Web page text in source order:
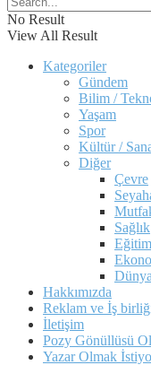
No Result
View All Result
Kategoriler
Gündem
Bilim /
Yaşam
Spor
Kültür /
Diğer
Çevre
Sağlık
Eğitim
Dünya
Hakkımızda
Reklam ve İş
İletişim
Pozy Gönüllüsü Ol
Yazar Olmak